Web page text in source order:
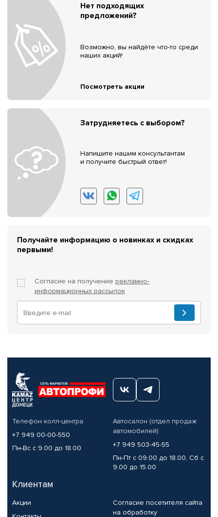
Нет подходящих
предложений?
Возможно, вы найдёте что-то среди
наших акций!
Посмотреть акции
Затрудняетесь с выбором?
Напишите нашим консультантам
и получите быстрый ответ!
Получайте информацию о новинках и скидках
первыми!
Согласие на получение рекламно-
информационных рассылок
Телефон колл-центра
+7 949 00-00-550
Пн-Вс с 9.00 до 18.00
Автосалон (отдел продаж
автомобилей)
+7 949 503-45-55
Пн-Пт с 09.00 до 18.00, Сб с
9.00 до 15.00
Клиентам
Акции
Согласие посетителя сайта
на обработку